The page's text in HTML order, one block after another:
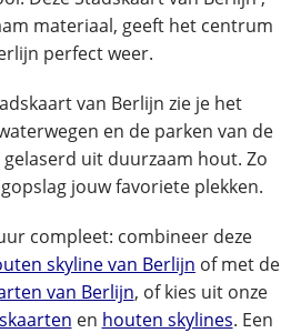
materiaal, geeft het centrum
perfect weer.
van Berlijn zie je het
en de parken van de
uit duurzaam hout. Zo
jouw favoriete plekken.
compleet: combineer deze
skyline van Berlijn of met de
van Berlijn, of kies uit onze
en houten skylines. Een